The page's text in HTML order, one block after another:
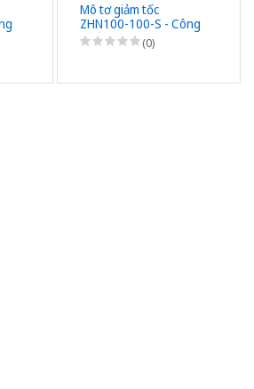
Mô tơ giảm tốc
ZHN100-100-S - Công
suất 100W (1/8HP) -
1/100 - Chân đế - 3Pha
(0)